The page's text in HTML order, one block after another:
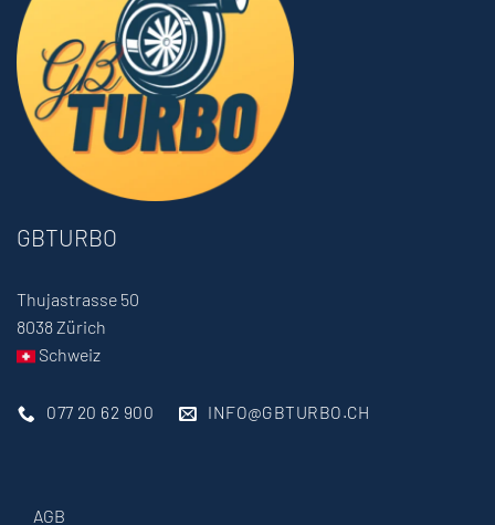
GBTURBO
Thujastrasse 50
8038 Zürich
Schweiz
077 20 62 900 INFO@GBTURBO.CH
AGB